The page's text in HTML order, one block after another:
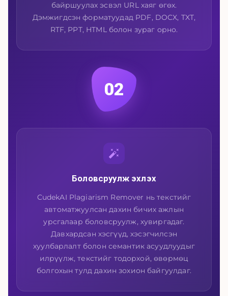
байршуулах эсвэл URL хаяг өгөх.
Дэмжигдсэн форматуудад PDF, DOCX, TXT,
RTF, PPT, HTML болон зураг орно.
02
Боловсруулж эхлэх
CudekAI Plagiarism Remover нь текстийг
автоматжуулсан дахин бичих ажлын
урсгалаар боловсруулж, хувиргадаг.
Давхардсан хэсгүүд, хэсэгчилсэн
хуулбарлалт болон семантик асуудлуудыг
илрүүлж, текстийг тодорхой, өвөрмөц
болгохын тулд дахин зохион байгуулдаг.